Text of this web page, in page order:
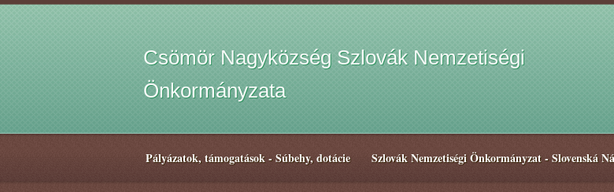
Csömör Nagyközség Szlovák Nemzetiségi
Önkormányzata
Pályázatok, támogatások - Súbehy, dotácie Szlovák Nemzetiségi Önkormányzat - Slovenská